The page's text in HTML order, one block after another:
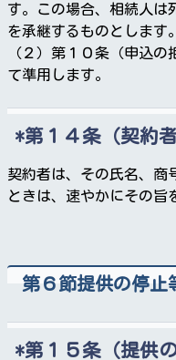
す。この場合、相続人は
を承継するものとします。
（２）第１０条（申込
て準用します。
第１４条（契約
契約者は、その氏名、商
ときは、速やかにその旨
第６節提供の停止
第１５条（提供の